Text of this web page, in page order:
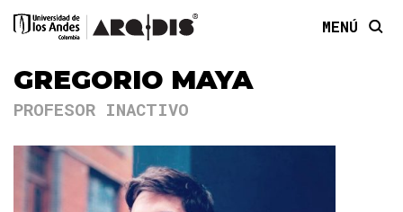
MENÚ
GREGORIO MAYA
PROFESOR INACTIVO